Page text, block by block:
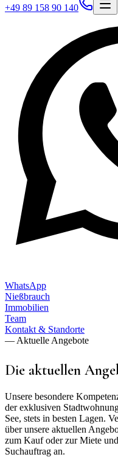
+49 89 158 90 140
WhatsApp
Nießbrauch
Immobilien
Team
Kontakt & Standorte
— Aktuelle Angebote
Die aktuellen
Unsere besondere
der exklusiven
See, stets in besten Lagen.
über unsere aktuellen
zum Kauf oder zur Miete
Suchauftrag an.